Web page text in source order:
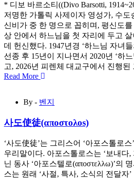
* 디보 바르소티((Divo Barsotti,
저명한 가톨릭 사제이자 영성가, 수도
신비가 중 한 명으로 꼽히며, 평신도
상 안에서 하느님을 첫 자리에 두고
데 헌신했다. 1947년경 ‘하느님 자녀
선종 후 15년이 지나면서 2020년 ‘하
고, 2026년 피렌체 대교구에서 진행된
Read More
By - 벤지
사도使徒(αποστολοs)
‘사도使徒’는 그리스어 ‘아포스톨로스
우리말이다. 아포스톨로스는 ‘보내다,
닌 동사 ‘아포스텔로(αποστελλω)’의
스는 원래 ‘사절, 특사, 소식의 전달자